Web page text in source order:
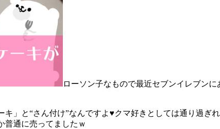
ローソン子なもので最近セブンイレブン
キ」と“さん付け”なんですよ♥クマ好きとしては通り
普通に売ってましたｗ